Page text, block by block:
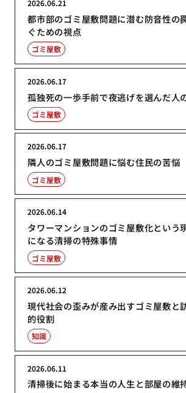
都市部のゴミ屋敷問題に潜む防音性の
ぐための視点
2026.06.21
ゴミ屋敷
孤独死の一歩手前で夜逃げを選んだ人
2026.06.17
ゴミ屋敷
隣人のゴミ屋敷問題に悩む住民の苦悩
2026.06.17
ゴミ屋敷
タワーマンションのゴミ屋敷化という
になる清掃の特殊事情
2026.06.14
ゴミ屋敷
現代社会の歪みが産み出すゴミ屋敷と
的役割
2026.06.12
知識
清掃後に始まる本当の人生と部屋の維
2026.06.11